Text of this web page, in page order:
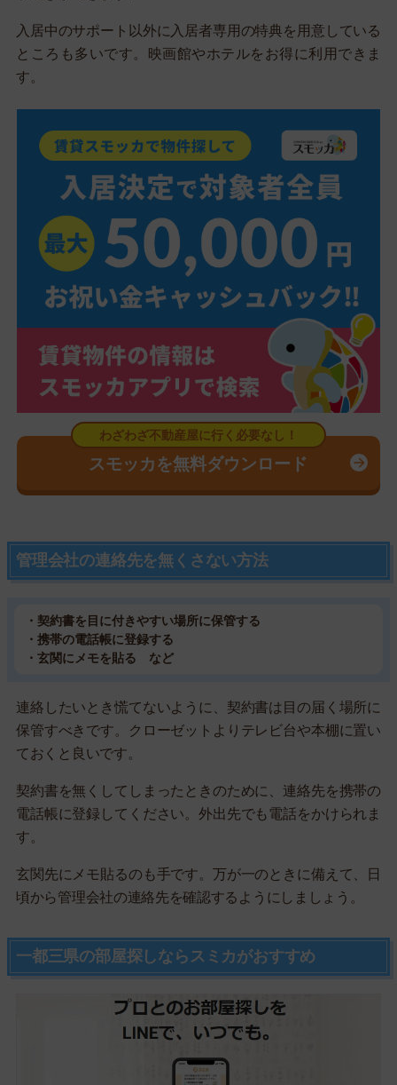
入居中のサポート以外に入居者専用の特典を用意している
ところも多いです。映画館やホテルをお得に利用できま
す。
スモッカを無料ダウンロード
管理会社の連絡先を無くさない方法
・契約書を目に付きやすい場所に保管する
・携帯の電話帳に登録する
・玄関にメモを貼る など
連絡したいとき慌てないように、契約書は目の届く場所に
保管すべきです。クローゼットよりテレビ台や本棚に置い
ておくと良いです。
契約書を無くしてしまったときのために、連絡先を携帯の
電話帳に登録してください。外出先でも電話をかけられま
す。
玄関先にメモ貼るのも手です。万が一のときに備えて、日
頃から管理会社の連絡先を確認するようにしましょう。
一都三県の部屋探しならスミカがおすすめ